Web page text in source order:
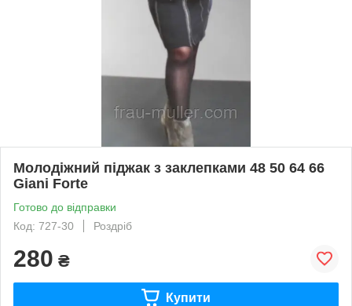
Молодіжний піджак з заклепками 48 50 64 66
Giani Forte
Готово до відправки
Код: 727-30
Роздріб
280 ₴
Купити